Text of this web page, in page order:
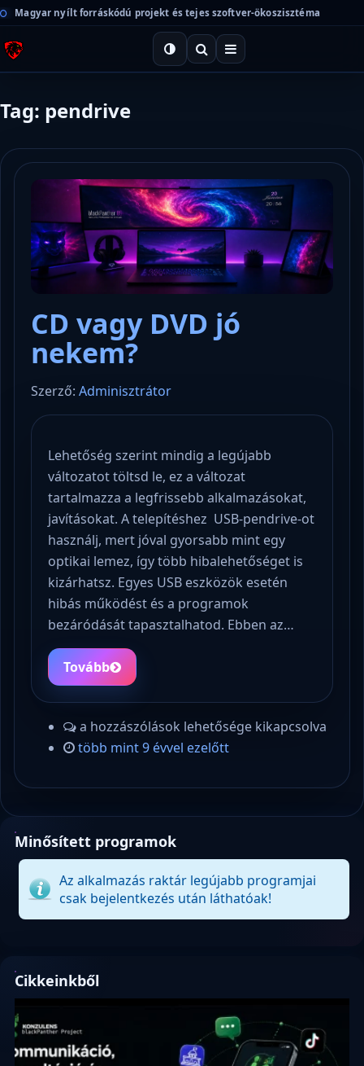
Magyar nyílt forráskódú projekt és tejes szoftver-ökoszisztéma
Tag: pendrive
CD vagy DVD jó
nekem?
Szerző: Adminisztrátor
Lehetőség szerint mindig a legújabb
változatot töltsd le, ez a változat
tartalmazza a legfrissebb alkalmazásokat,
javításokat. A telepítéshez USB-pendrive-ot
használj, mert jóval gyorsabb mint egy
optikai lemez, így több hibalehetőséget is
kizárhatsz. Egyes USB eszközök esetén
hibás működést és a programok
bezáródását tapasztalhatod. Ebben az…
Tovább
a hozzászólások lehetősége kikapcsolva
több mint 9 évvel ezelőtt
Minősített programok
Az alkalmazás raktár legújabb programjai
csak bejelentkezés után láthatóak!
Cikkeinkből